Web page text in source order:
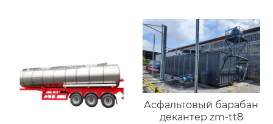
Асфальтовый барабан
декантер zm-tt8